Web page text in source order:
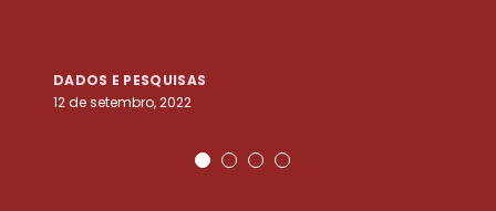
DADOS E PESQUISAS
12 de setembro, 2022